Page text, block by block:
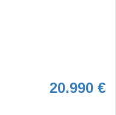
20.990 €